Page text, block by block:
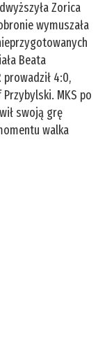
Zorica
wymuszała
Beata
prowadził 4:0,
MKS po
swoją grę
walka